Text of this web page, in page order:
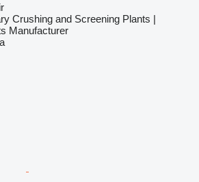
Crushing and Screening Plants |
Manufacturer